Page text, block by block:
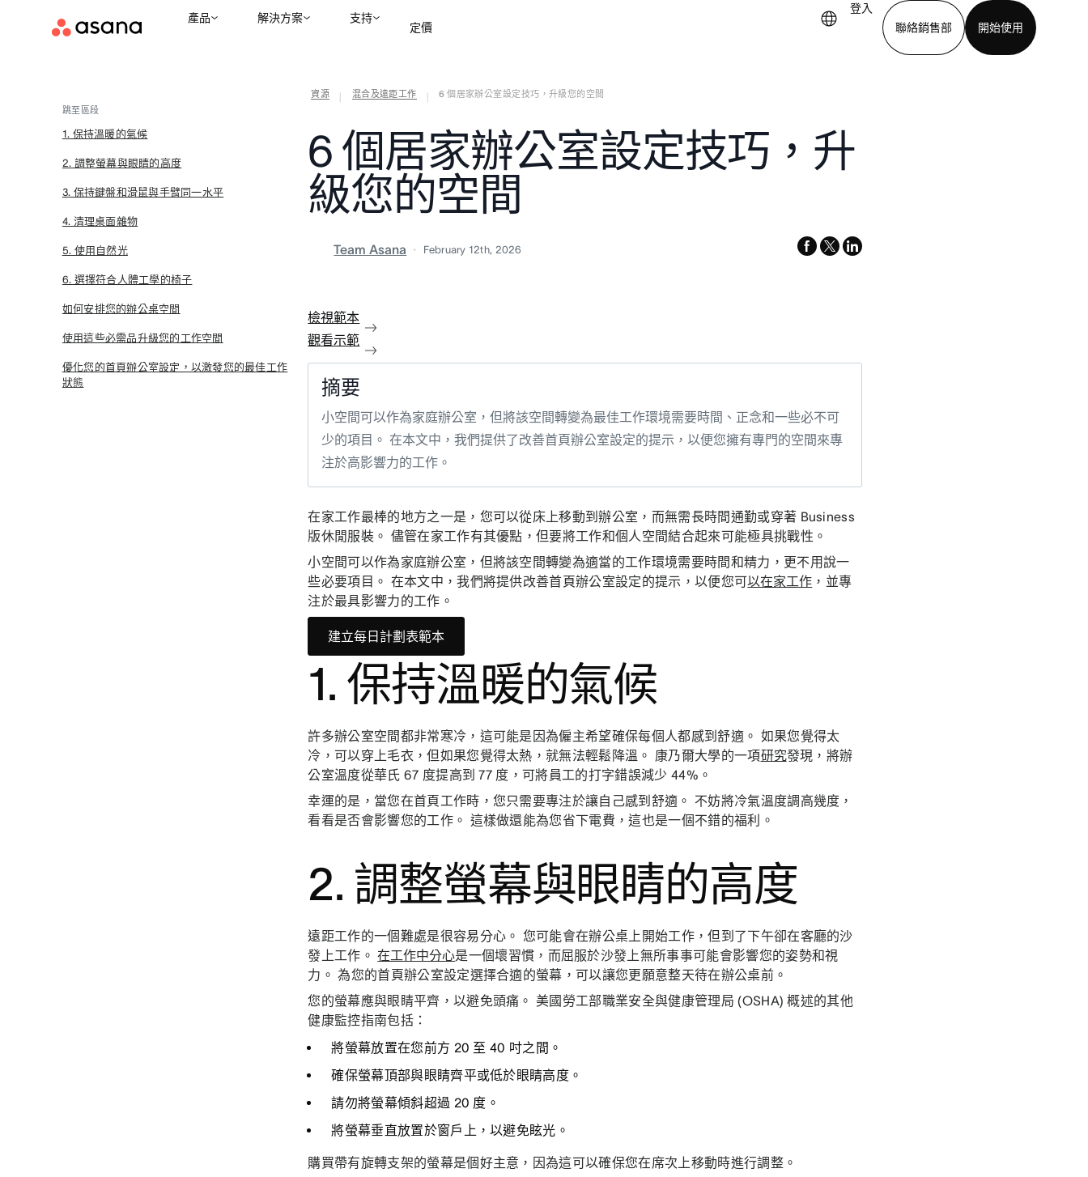
產品 解決方案 支持
定價
登入
聯絡銷售部
開始使用
資源 混合及遠距工作 6 個居家辦公室設定技巧，升級您的空間
6 個居家辦公室設定技巧，升
級您的空間
Team Asana February 12th, 2026 facebook
x-
linkedin
跳至區段
1. 保持溫暖的氣候
2. 調整螢幕與眼睛的高度
3. 保持鍵盤和滑鼠與手臂同一水平
4. 清理桌面雜物
5. 使用自然光
6. 選擇符合人體工學的椅子
如何安排您的辦公桌空間
使用這些必需品升級您的工作空間
優化您的首頁辦公室設定，以激發您的最佳工作
狀態
檢視範本
觀看示範
摘要
小空間可以作為家庭辦公室，但將該空間轉變為最佳工作環境需要時間、正念和一些必不可
少的項目。 在本文中，我們提供了改善首頁辦公室設定的提示，以便您擁有專門的空間來專
注於高影響力的工作。
在家工作最棒的地方之一是，您可以從床上移動到辦公室，而無需長時間通勤或穿著 Business
版休閒服裝。 儘管在家工作有其優點，但要將工作和個人空間結合起來可能極具挑戰性。
小空間可以作為家庭辦公室，但將該空間轉變為適當的工作環境需要時間和精力，更不用說一
些必要項目。 在本文中，我們將提供改善首頁辦公室設定的提示，以便您可以在家工作 ，並專
注於最具影響力的工作。
建立每日計劃表範本
1. 保持溫暖的氣候
許多辦公室空間都非常寒冷，這可能是因為僱主希望確保每個人都感到舒適。 如果您覺得太
冷，可以穿上毛衣，但如果您覺得太熱，就無法輕鬆降溫。 康乃爾大學的一項研究發現，將辦
公室溫度從華氏 67 度提高到 77 度，可將員工的打字錯誤減少 44%。
幸運的是，當您在首頁工作時，您只需要專注於讓自己感到舒適。 不妨將冷氣溫度調高幾度，
看看是否會影響您的工作。 這樣做還能為您省下電費，這也是一個不錯的福利。
2. 調整螢幕與眼睛的高度
遠距工作的一個難處是很容易分心。 您可能會在辦公桌上開始工作，但到了下午卻在客廳的沙
發上工作。在工作中分心是一個壞習慣，而屈服於沙發上無所事事可能會影響您的姿勢和視
力。 為您的首頁辦公室設定選擇合適的螢幕，可以讓您更願意整天待在辦公桌前。
您的螢幕應與眼睛平齊，以避免頭痛。 美國勞工部職業安全與健康管理局 (OSHA) 概述的其他
健康監控指南包括：
將螢幕放置在您前方 20 至 40 吋之間。
確保螢幕頂部與眼睛齊平或低於眼睛高度。
請勿將螢幕傾斜超過 20 度。
將螢幕垂直放置於窗戶上，以避免眩光。
購買帶有旋轉支架的螢幕是個好主意，因為這可以確保您在席次上移動時進行調整。